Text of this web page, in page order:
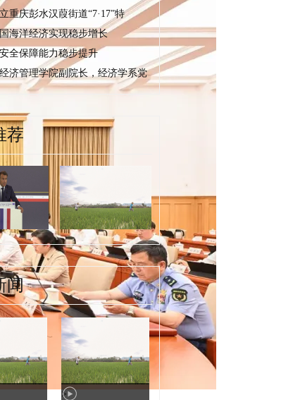
重庆彭水汉葭街道“7·17”特
海洋经济实现稳步增长
全保障能力稳步提升
济管理学院副院长，经济学系党
荐
闻
>